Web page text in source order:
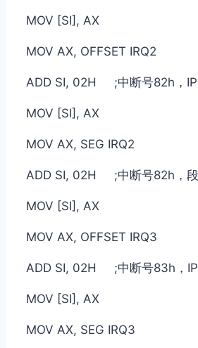
MOV [SI], AX
MOV AX, OFFSET IRQ2
ADD SI, 02H ;中断号82h，IP
MOV [SI], AX
MOV AX, SEG IRQ2
ADD SI, 02H ;中断号82h，段
MOV [SI], AX
MOV AX, OFFSET IRQ3
ADD SI, 02H ;中断号83h，
MOV [SI], AX
MOV AX, SEG IRQ3